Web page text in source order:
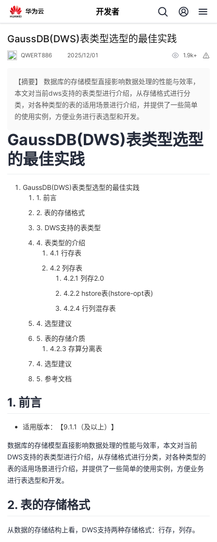
开发者
返
个
人
主
页
我
的
开
播
活
的
注
我
开
发
的
Programs
我
的
GaussDB(DWS)表类型选型的最佳实践
QWERT886 2025/12/01 1.9k+
【摘要】 数据库的存储模型直接影响数据处理的性能与效率，
本文对当前dws支持的表类型进行介绍，从存储格式进行分
类，对各种类型的表的适用场景进行介绍，并提供了一些简单
的使用实例，方便业务进行表选型和开发。
GaussDB(DWS)表类型选型
的最佳实践
GaussDB(DWS)表类型选型的最佳实践
1. 前言
2. 表的存储格式
3. DWS支持的表类型
4. 表类型的介绍
4.1 行存表
4.2 列存表
4.2.1 列存2.0
4.2.2 hstore表(hstore-opt表)
4.2.4 行列混存表
4. 选型建议
5. 表的存储介质
4.2.3 存算分离表
4. 选型建议
5. 参考文档
1. 前言
适用版本：【9.1.1（及以上）】
数据库的存储模型直接影响数据处理的性能与效率，本文对当前
DWS支持的表类型进行介绍，从存储格式进行分类，对各种类型的
表的适用场景进行介绍，并提供了一些简单的使用实例，方便业务
进行表选型和开发。
2. 表的存储格式
从数据的存储结构上看，DWS支持两种存储格式：行存，列存。